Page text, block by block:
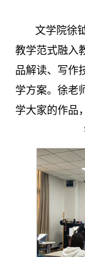
文学院徐
教学范式融入
品解读、写作
学方案。徐老
学大家的作品